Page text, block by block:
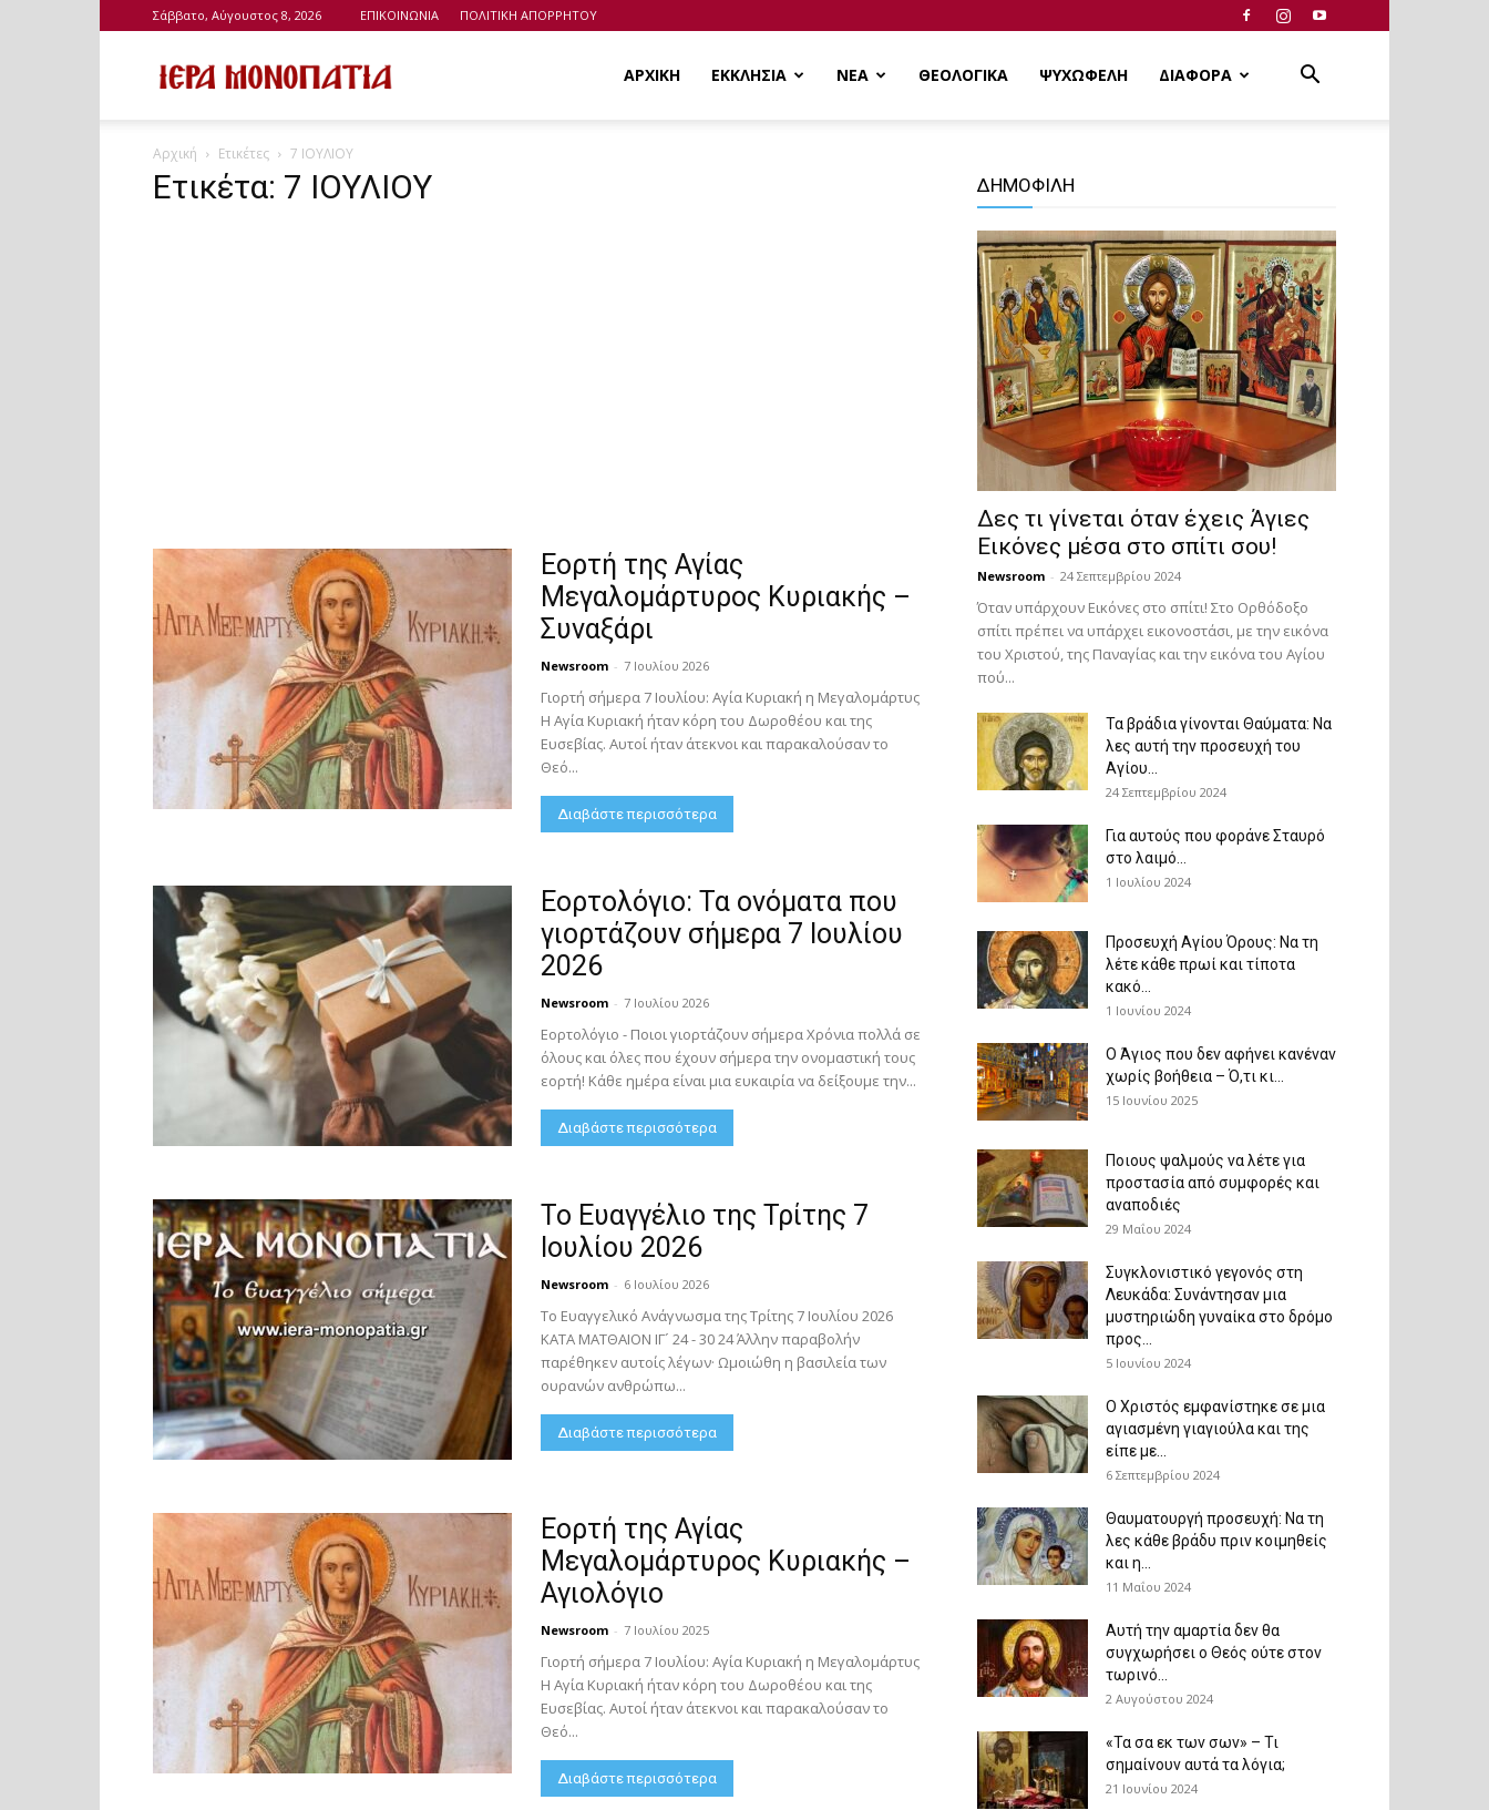
Σάββατο, Αύγουστος 8, 2026 ΕΠΙΚΟΙΝΩΝΙΑ ΠΟΛΙΤΙΚΗ ΑΠΟΡΡΗΤΟΥ
ΑΡΧΙΚΗ ΕΚΚΛΗΣΙΑ ΝΕΑ ΘΕΟΛΟΓΙΚΑ ΨΥΧΩΦΕΛΗ ΔΙΑΦΟΡΑ
Αρχική Ετικέτες 7 ΙΟΥΛΙΟΥ
Ετικέτα: 7 ΙΟΥΛΙΟΥ
Εορτή της Αγίας
Μεγαλομάρτυρος Κυριακής –
Συναξάρι
Newsroom - 7 Ιουλίου 2026
Γιορτή σήμερα 7 Ιουλίου: Αγία Κυριακή η Μεγαλομάρτυς
Η Αγία Κυριακή ήταν κόρη του Δωροθέου και της
Ευσεβίας. Αυτοί ήταν άτεκνοι και παρακαλούσαν το
Θεό...
Διαβάστε περισσότερα
Εορτολόγιο: Τα ονόματα που
γιορτάζουν σήμερα 7 Ιουλίου
2026
Newsroom - 7 Ιουλίου 2026
Εορτολόγιο - Ποιοι γιορτάζουν σήμερα Χρόνια πολλά σε
όλους και όλες που έχουν σήμερα την ονομαστική τους
εορτή! Κάθε ημέρα είναι μια ευκαιρία να δείξουμε την...
Διαβάστε περισσότερα
Το Ευαγγέλιο της Τρίτης 7
Ιουλίου 2026
Newsroom - 6 Ιουλίου 2026
Το Ευαγγελικό Ανάγνωσμα της Τρίτης 7 Ιουλίου 2026
ΚΑΤΑ ΜΑΤΘΑΙΟΝ ΙΓ´ 24 - 30 24 Άλλην παραβολήν
παρέθηκεν αυτοίς λέγων· Ωμοιώθη η βασιλεία των
ουρανών ανθρώπω...
Διαβάστε περισσότερα
Εορτή της Αγίας
Μεγαλομάρτυρος Κυριακής –
Αγιολόγιο
Newsroom - 7 Ιουλίου 2025
Γιορτή σήμερα 7 Ιουλίου: Αγία Κυριακή η Μεγαλομάρτυς
Η Αγία Κυριακή ήταν κόρη του Δωροθέου και της
Ευσεβίας. Αυτοί ήταν άτεκνοι και παρακαλούσαν το
Θεό...
Διαβάστε περισσότερα
ΔΗΜΟΦΙΛΗ
Δες τι γίνεται όταν έχεις Άγιες
Εικόνες μέσα στο σπίτι σου!
Newsroom - 24 Σεπτεμβρίου 2024
Όταν υπάρχουν Εικόνες στο σπίτι! Στο Ορθόδοξο
σπίτι πρέπει να υπάρχει εικονοστάσι, με την εικόνα
του Χριστού, της Παν­αγίας και την εικόνα του Αγίου
πού...
Τα βράδια γίνονται Θαύματα: Να
λες αυτή την προσευχή του
Αγίου...
24 Σεπτεμβρίου 2024
Για αυτούς που φοράνε Σταυρό
στο λαιμό…
1 Ιουλίου 2024
Προσευχή Αγίου Όρους: Να τη
λέτε κάθε πρωί και τίποτα
κακό...
1 Ιουνίου 2024
Ο Άγιος που δεν αφήνει κανέναν
χωρίς βοήθεια – Ό,τι κι...
15 Ιουνίου 2025
Ποιους ψαλμούς να λέτε για
προστασία από συμφορές και
αναποδιές
29 Μαΐου 2024
Συγκλονιστικό γεγονός στη
Λευκάδα: Συνάντησαν μια
μυστηριώδη γυναίκα στο δρόμο
προς...
5 Ιουνίου 2024
Ο Χριστός εμφανίστηκε σε μια
αγιασμένη γιαγιούλα και της
είπε με...
6 Σεπτεμβρίου 2024
Θαυματουργή προσευχή: Να τη
λες κάθε βράδυ πριν κοιμηθείς
και η...
11 Μαΐου 2024
Αυτή την αμαρτία δεν θα
συγχωρήσει ο Θεός ούτε στον
τωρινό...
2 Αυγούστου 2024
«Τα σα εκ των σων» – Τι
σημαίνουν αυτά τα λόγια;
21 Ιουνίου 2024